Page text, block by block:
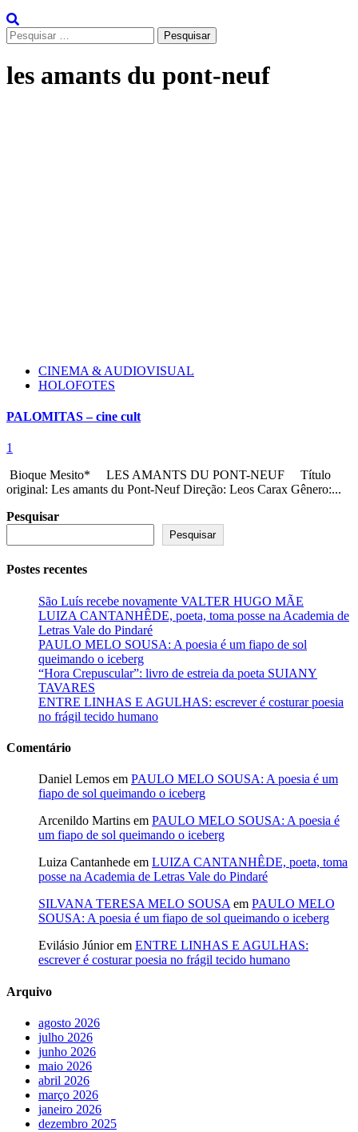
Pesquisar
por:
les amants du pont-neuf
CINEMA & AUDIOVISUAL
HOLOFOTES
PALOMITAS – cine cult
1
Bioque Mesito* LES AMANTS DU PONT-NEUF Título
original: Les amants du Pont-Neuf Direção: Leos Carax Gênero:...
Pesquisar
Pesquisar
Postes recentes
São Luís recebe novamente VALTER HUGO MÃE
LUIZA CANTANHÊDE, poeta, toma posse na Academia de
Letras Vale do Pindaré
PAULO MELO SOUSA: A poesia é um fiapo de sol
queimando o iceberg
“Hora Crepuscular”: livro de estreia da poeta SUIANY
TAVARES
ENTRE LINHAS E AGULHAS: escrever é costurar poesia
no frágil tecido humano
Comentário
Daniel Lemos em PAULO MELO SOUSA: A poesia é um
fiapo de sol queimando o iceberg
Arcenildo Martins em PAULO MELO SOUSA: A poesia é
um fiapo de sol queimando o iceberg
Luiza Cantanhede em LUIZA CANTANHÊDE, poeta, toma
posse na Academia de Letras Vale do Pindaré
SILVANA TERESA MELO SOUSA em PAULO MELO
SOUSA: A poesia é um fiapo de sol queimando o iceberg
Evilásio Júniorem ENTRE LINHAS E AGULHAS:
escrever é costurar poesia no frágil tecido humano
Arquivo
agosto 2026
julho 2026
junho 2026
maio 2026
abril 2026
março 2026
janeiro 2026
dezembro 2025